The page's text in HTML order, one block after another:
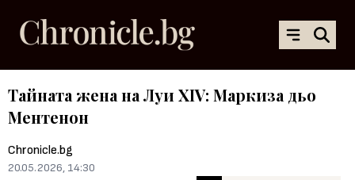
Тайната жена на Луи XIV: Маркиза дьо
Ментенон
Chronicle.bg
20.05.2026, 14:30